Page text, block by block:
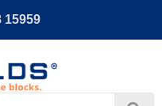
15959